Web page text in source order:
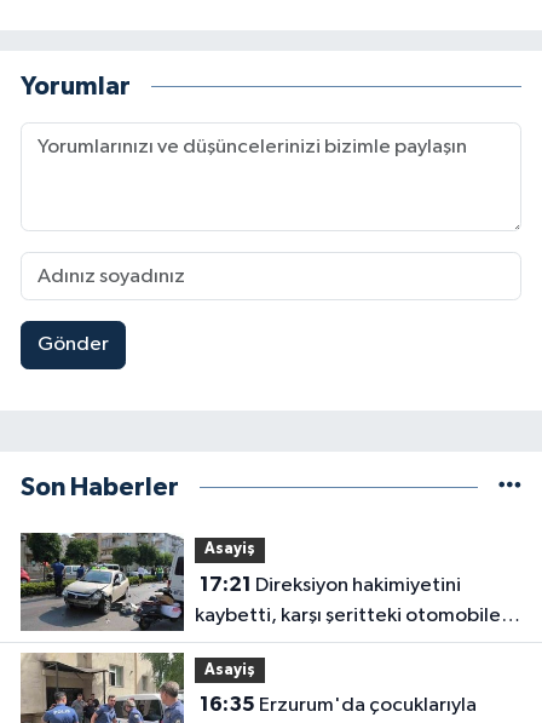
Yorumlar
Gönder
Son Haberler
Asayiş
17:21
kaybetti, karşı şeritteki otomobile
çarptı
Asayiş
16:35